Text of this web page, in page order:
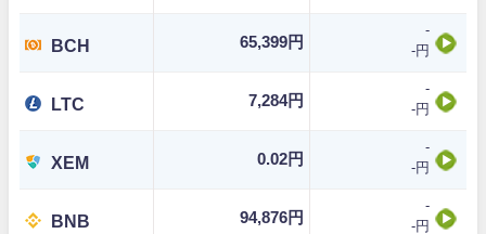
BCH 65,399円
-
-円
LTC 7,284円
-
-円
XEM 0.02円
-
-円
BNB 94,876円
-
-円